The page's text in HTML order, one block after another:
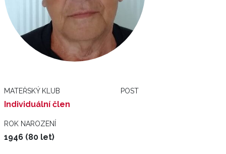
MATEŘSKÝ KLUB
Individuální člen
POST
ROK NAROZENÍ
1946 (80 let)